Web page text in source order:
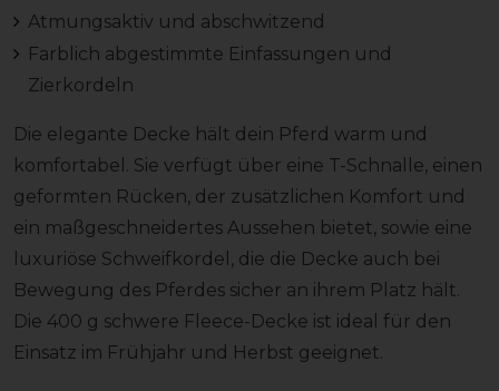
Atmungsaktiv und abschwitzend
Farblich abgestimmte Einfassungen und
Zierkordeln
Die elegante Decke hält dein Pferd warm und
komfortabel. Sie verfügt über eine T-Schnalle, einen
geformten Rücken, der zusätzlichen Komfort und
ein maßgeschneidertes Aussehen bietet, sowie eine
luxuriöse Schweifkordel, die die Decke auch bei
Bewegung des Pferdes sicher an ihrem Platz hält.
Die 400 g schwere Fleece-Decke ist ideal für den
Einsatz im Frühjahr und Herbst geeignet.